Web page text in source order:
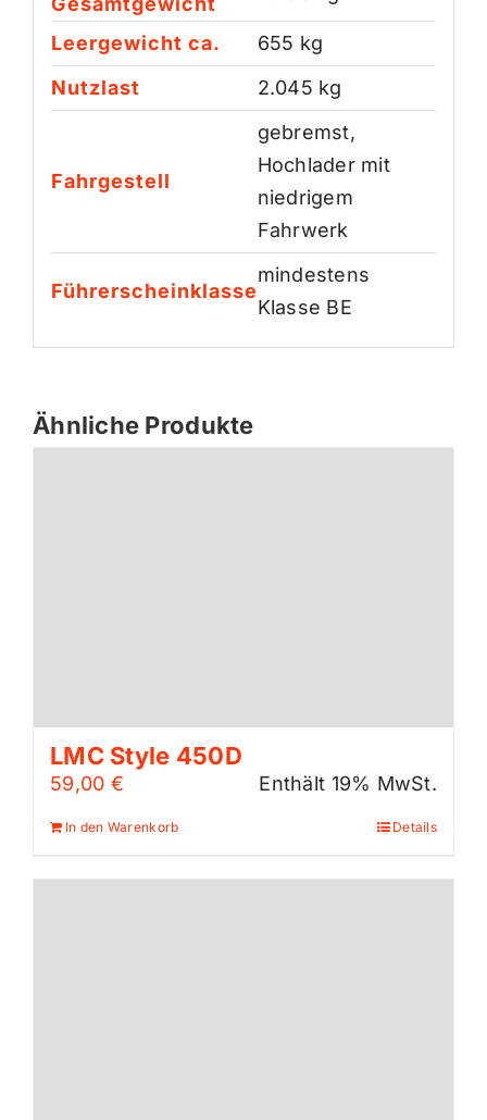
Leergewicht ca.
655 kg
Nutzlast
2.045 kg
Fahrgestell
gebremst,
Hochlader mit
niedrigem
Fahrwerk
Führerscheinklasse
mindestens
Klasse BE
Ähnliche Produkte
LMC Style 450D
59,00 € Enthält 19% MwSt.
In den Warenkorb Details